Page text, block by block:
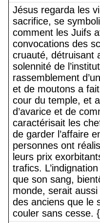
Jésus regarda les
sacrifice, se
comment les Juifs
convocations des
cruauté, détruisant
solennité de
rassemblement
et de moutons a
cour du temple, et
d’avarice et de
caractérisait les
de garder l’affaire
personnes ont
leurs prix
trafics.
que son sang,
monde, serait
des anciens que le
couler sans cesse.